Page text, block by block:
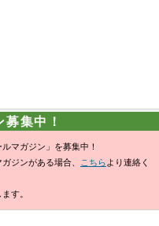
募集中！
マガジン」を募集中！
ジンがある場合、
こちら より連絡く
す。